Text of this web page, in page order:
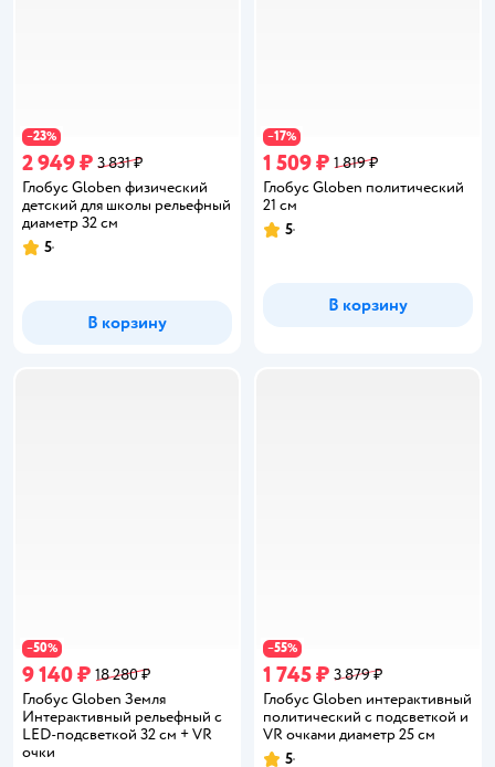
−23%
2 949 ₽ 3 831 ₽
Глобус Globen физический
детский для школы рельефный
диаметр 32 см
Рейтинг:
5
В корзину
−17%
1 509 ₽ 1 819 ₽
Глобус Globen политический
21 см
Рейтинг:
5
В корзину
−50%
9 140 ₽ 18 280 ₽
Глобус Globen Земля
Интерактивный рельефный с
LED-подсветкой 32 см + VR
очки
−55%
1 745 ₽ 3 879 ₽
Глобус Globen интерактивный
политический с подсветкой и
VR очками диаметр 25 см
5